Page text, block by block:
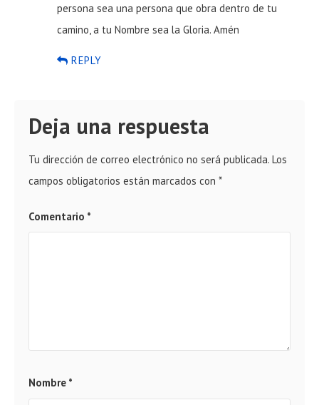
persona sea una persona que obra dentro de tu
camino, a tu Nombre sea la Gloria. Amén
REPLY
Deja una respuesta
Tu dirección de correo electrónico no será publicada. Los
campos obligatorios están marcados con *
Comentario *
Nombre *